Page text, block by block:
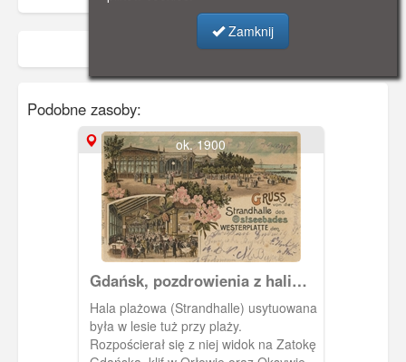
Podobne zasoby:
ok. 1900
Gdańsk, pozdrowienia z hali
plażowej na Westerplatte
Hala plażowa (Strandhalle) usytuowana
była w lesie tuż przy plaży.
Rozpościerał się z niej widok na Zatokę
Zamknij